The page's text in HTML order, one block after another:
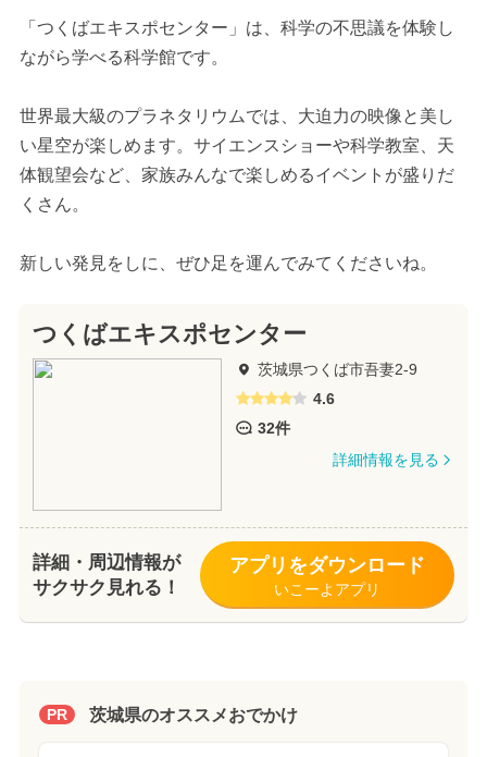
「つくばエキスポセンター」は、科学の不思議を体験し
ながら学べる科学館です。
世界最大級のプラネタリウムでは、大迫力の映像と美し
い星空が楽しめます。サイエンスショーや科学教室、天
体観望会など、家族みんなで楽しめるイベントが盛りだ
くさん。
新しい発見をしに、ぜひ足を運んでみてくださいね。
つくばエキスポセンター
茨城県つくば市吾妻2-9
4.6
32件
詳細情報を見る
詳細・周辺情報が
サクサク見れる！
アプリをダウンロード
いこーよアプリ
PR 茨城県のオススメおでかけ